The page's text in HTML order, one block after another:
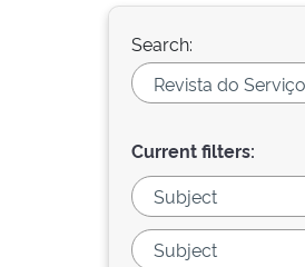
Search:
Current filters: